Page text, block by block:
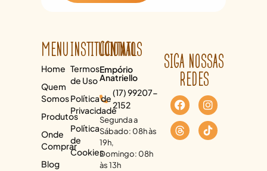
MENU
Home
Quem
Somos
Produtos
Onde
Comprar
Blog
INSTITUCIONAL
Termos
de Uso
Política de
Privacidade
Política
de
Cookies
CONTATOS
Empório
Anatriello
(17) 99207-
2152
Segunda a
Sábado: 08h às
19h,
Domingo: 08h
às 13h
SIGA NOSSAS
REDES